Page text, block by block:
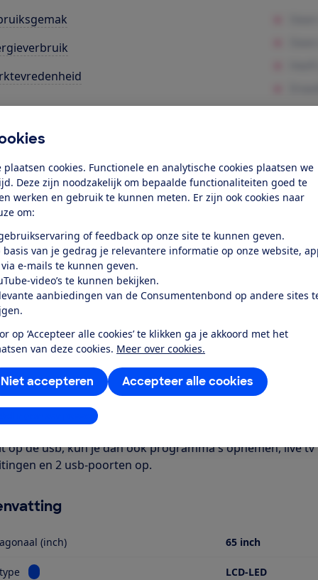
plaatsen cookies. Functionele en analytische cookies plaatsen we
Deze zijn noodzakelijk om bepaalde functionaliteiten goed te
werken en gebruik te kunnen meten. Er zijn ook cookies naar
om:
of feedback op onze site te kunnen geven.
basis van je gedrag je relevantere informatie op onze website,
e-mails te kunnen geven.
video’s te kunnen bekijken.
aanbiedingen van de Consumentenbond op andere sites
op ‘Accepteer alle cookies’ te klikken ga je akkoord met het
van deze cookies. Meer over cookies.
Accepteer alle cookies
Niet accepteren
aanpassen
Word lid
Al lid? Log in
dit product
door de Consumentenbond
Het is een smart-tv met onder meer apps voor Netflix en
Verder is deze tv geschikt voor HDR-beeldmateriaal.
bij Digitenne, kabel-tv en satelliet-tv providers. Je hebt wel
op de usb, kun je dan ook programma's opnemen, live
en 2 usb-poorten op.
(inch) 65 inch
Bekijk informatie voor Schermtype LCD-LED